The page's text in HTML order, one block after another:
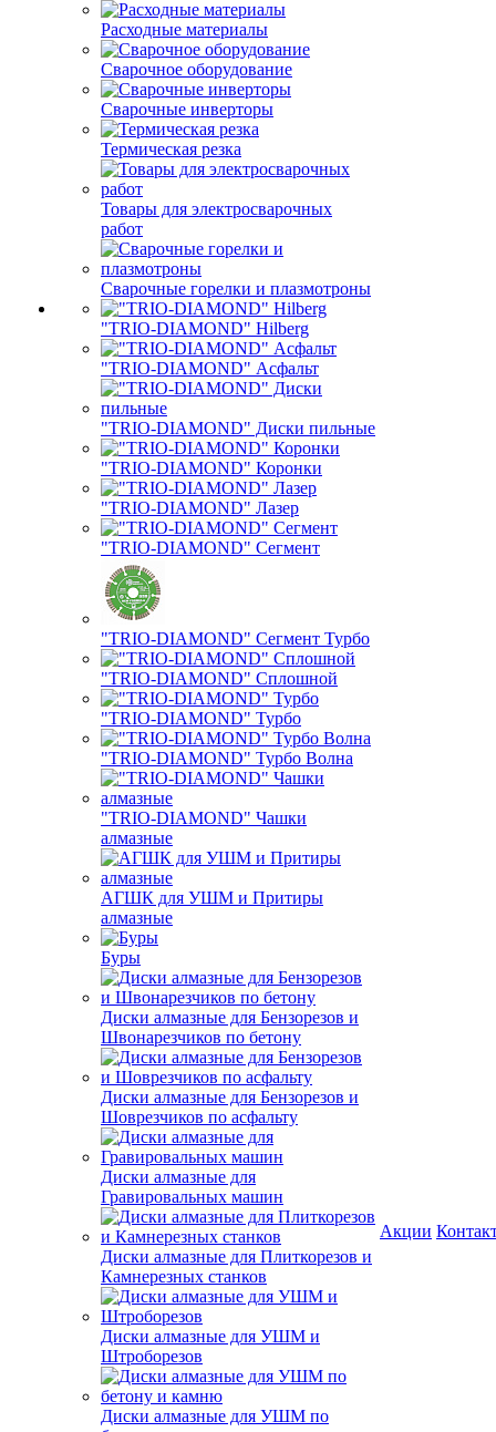
Расходные материалы
Сварочное оборудование
Сварочные инверторы
Термическая резка
Товары для электросварочных
работ
Сварочные горелки и плазмотроны
"TRIO-DIAMOND" Hilberg
"TRIO-DIAMOND" Асфальт
"TRIO-DIAMOND" Диски пильные
"TRIO-DIAMOND" Коронки
"TRIO-DIAMOND" Лазер
"TRIO-DIAMOND" Сегмент
"TRIO-DIAMOND" Сегмент Турбо
"TRIO-DIAMOND" Сплошной
"TRIO-DIAMOND" Турбо
"TRIO-DIAMOND" Турбо Волна
"TRIO-DIAMOND" Чашки
алмазные
АГШК для УШМ и Притиры
алмазные
Буры
Диски алмазные для Бензорезов и
Швонарезчиков по бетону
Диски алмазные для Бензорезов и
Шоврезчиков по асфальту
Диски алмазные для
Гравировальных машин
Диски алмазные для Плиткорезов и
Камнерезных станков
Диски алмазные для УШМ и
Штроборезов
Диски алмазные для УШМ по
Акции